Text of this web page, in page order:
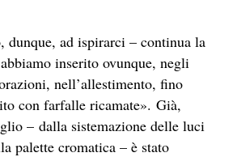
dunque, ad ispirarci – continua la
inserito ovunque, negli
nell’allestimento, fino
con farfalle ricamate». Già,
– dalla sistemazione delle luci
palette cromatica – è stato